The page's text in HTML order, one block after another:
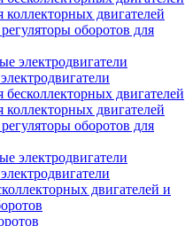
коллекторных двигателей
оборотов для
электродвигатели
бесколлекторных двигателей
коллекторных двигателей
оборотов для
электродвигатели
двигателей и